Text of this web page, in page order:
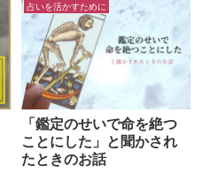
占いを活かすために
「鑑定のせいで命を絶つ
ことにした」と聞かされ
たときのお話